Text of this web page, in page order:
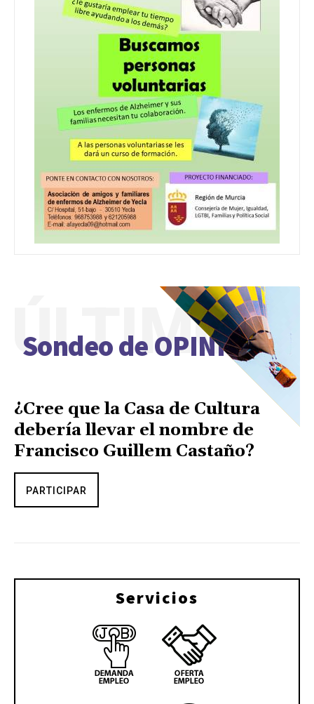
Sondeo de OPINIÓN
ÚLTIMO
¿Cree que la Casa de Cultura
debería llevar el nombre de
Francisco Guillem Castaño?
PARTICIPAR
Servicios